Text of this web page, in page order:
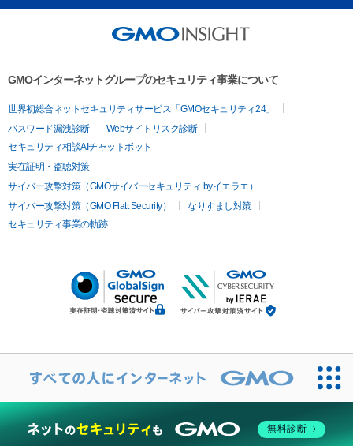
GMOインターネットグループのセキュリティ事業について
世界初総合ネットセキュリティサービス「GMOセキュリティ24」
パスワード漏洩診断
Webサイトリスク診断
セキュリティ相談AIチャットボット
実在証明・盗聴対策
サイバー攻撃対策（GMOサイバーセキュリティ byイエラエ）
サイバー攻撃対策（GMO Flatt Security）
なりすまし対策
セキュリティ事業の軌跡
無料診断